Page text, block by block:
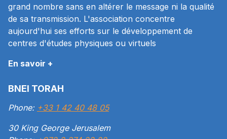
grand nombre sans en altérer le message ni la qualité
de sa transmission. L'association concentre
aujourd'hui ses efforts sur le développement de
centres d'études physiques ou virtuels
En savoir +
BNEI TORAH
Phone: +33 1 42 40 48 05
30 King George Jerusalem